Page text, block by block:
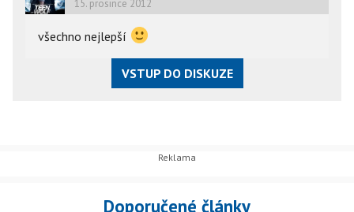
15. prosince 2012
všechno nejlepší
VSTUP DO DISKUZE
Doporučené články